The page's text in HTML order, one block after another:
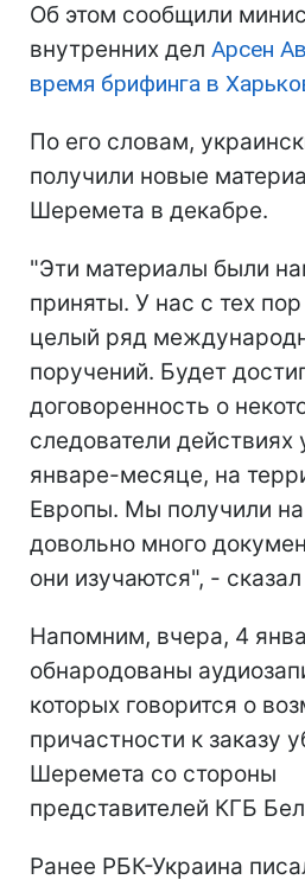
Об этом сообщили
внутренних дел Арсен
время брифинга в
По его словам,
получили новые
Шеремета в декабре.
"Эти материалы были
приняты. У нас с тех
целый ряд
поручений. Будет
договоренность о
следователи действиях
январе-месяце, на
Европы. Мы получили
довольно много
они изучаются", -
Напомним, вчера, 4
обнародованы
которых говорится о
причастности к заказу
Шеремета со стороны
представителей КГБ
Ранее РБК-Украина